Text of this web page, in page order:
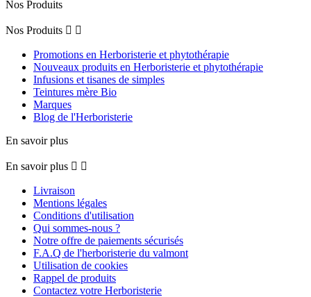
Nos Produits
Nos Produits  
Promotions en Herboristerie et phytothérapie
Nouveaux produits en Herboristerie et phytothérapie
Infusions et tisanes de simples
Teintures mère Bio
Marques
Blog de l'Herboristerie
En savoir plus
En savoir plus  
Livraison
Mentions légales
Conditions d'utilisation
Qui sommes-nous ?
Notre offre de paiements sécurisés
F.A.Q de l'herboristerie du valmont
Utilisation de cookies
Rappel de produits
Contactez votre Herboristerie